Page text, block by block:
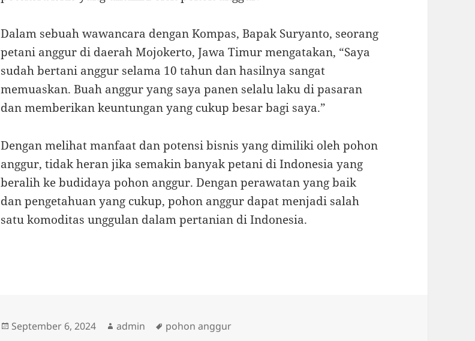
Dalam sebuah wawancara dengan Kompas, Bapak Suryanto, seorang
petani anggur di daerah Mojokerto, Jawa Timur mengatakan, “Saya
sudah bertani anggur selama 10 tahun dan hasilnya sangat
memuaskan. Buah anggur yang saya panen selalu laku di pasaran
dan memberikan keuntungan yang cukup besar bagi saya.”
Dengan melihat manfaat dan potensi bisnis yang dimiliki oleh pohon
anggur, tidak heran jika semakin banyak petani di Indonesia yang
beralih ke budidaya pohon anggur. Dengan perawatan yang baik
dan pengetahuan yang cukup, pohon anggur dapat menjadi salah
satu komoditas unggulan dalam pertanian di Indonesia.
Posted
September 6, 2024 Author
admin Tags
pohon anggur